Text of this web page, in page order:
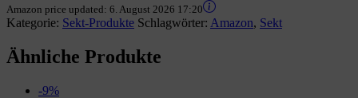
Amazon price updated: 6. August 2026 17:20
Kategorie: Sekt-Produkte Schlagwörter: Amazon, Sekt
Ähnliche Produkte
-9%